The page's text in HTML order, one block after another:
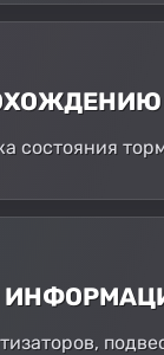
состояния